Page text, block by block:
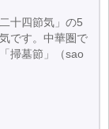
十四節気」の5
です。中華圏で
掃墓節」（sao